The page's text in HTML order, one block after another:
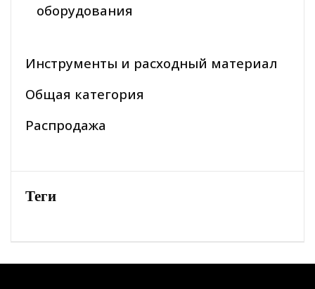
оборудования
Инструменты и расходный материал
Общая категория
Распродажа
Теги